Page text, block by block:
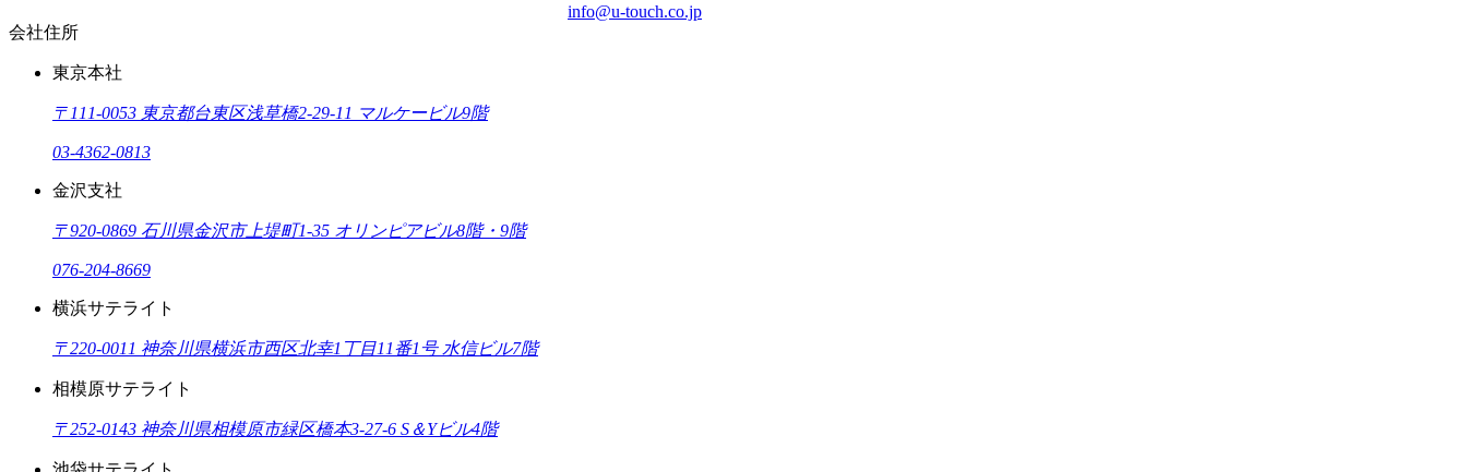
info@u-touch.co.jp
会社住所
東京本社
〒111-0053 東京都台東区浅草橋2-29-11 マルケービル9階
03-4362-0813
金沢支社
〒920-0869 石川県金沢市上堤町1-35 オリンピアビル8階・9階
076-204-8669
横浜サテライト
〒220-0011 神奈川県横浜市西区北幸1丁目11番1号 水信ビル7階
相模原サテライト
〒252-0143 神奈川県相模原市緑区橋本3-27-6 S＆Yビル4階